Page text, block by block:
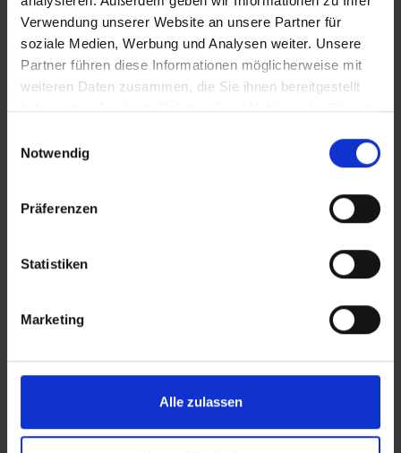
Verwendung unserer Website an unsere Partner für
soziale Medien, Werbung und Analysen weiter. Unsere
Partner führen diese Informationen möglicherweise mit
weiteren Daten zusammen, die Sie ihnen bereitgestellt
haben oder die sie im Rahmen Ihrer Nutzung der Dienste
Notwendig
Präferenzen
Statistiken
Marketing
Alle zulassen
Nachhaltige Geldanlage: Rendite mit gutem Gewissen?
iT_Wohnen in der Kirche
Zusätzliches Material
interessieren